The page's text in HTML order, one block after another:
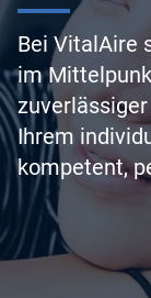
Bei VitalAire
im
Ihrem
kompetent,